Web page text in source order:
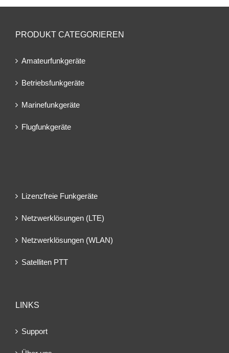
PRODUKT CATEGORIEREN
Amateurfunkgeräte
Betriebsfunkgeräte
Marinefunkgeräte
Flugfunkgeräte
Lizenzfreie Funkgeräte
Netzwerklösungen (LTE)
Netzwerklösungen (WLAN)
Satelliten PTT
LINKS
Support